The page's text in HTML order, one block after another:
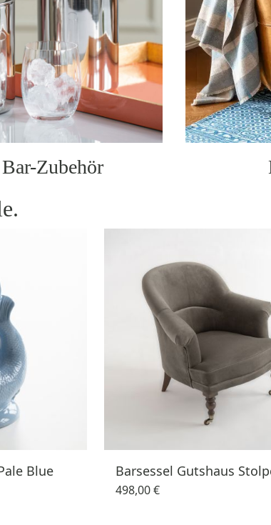
Zubehör
Blue Barsessel Gutshaus
498,00 €